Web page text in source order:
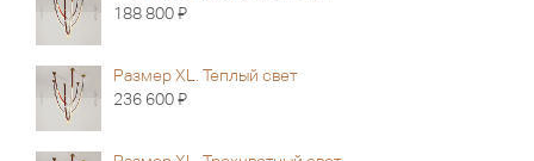
188 800Я
Размер XL. Теплый свет
236 600Я